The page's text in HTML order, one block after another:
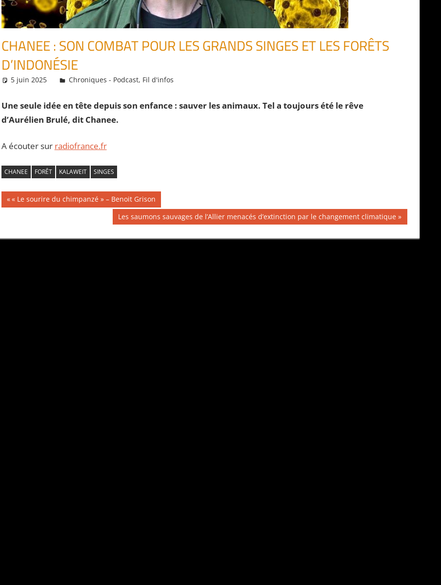
CHANEE : SON COMBAT POUR LES GRANDS SINGES ET LES FORÊTS
D’INDONÉSIE
5 juin 2025 Daniel
Chroniques - Podcast, Fil d'infos
Une seule idée en tête depuis son enfance : sauver les animaux. Tel a toujours été le rêve
d’Aurélien Brulé, dit Chanee.
A écouter sur radiofrance.fr
CHANEE FORÊT KALAWEIT SINGES
Navigation
l’article
Publication
précédente :
« Le sourire du chimpanzé » – Benoit Grison
Publication
suivante :
Les saumons sauvages de l’Allier menacés d’extinction par le changement climatique